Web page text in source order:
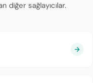
diğer sağlayıcılar.